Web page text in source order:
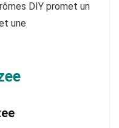
DIY promet un
une